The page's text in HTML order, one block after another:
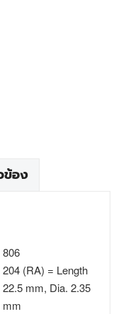
ข้อง
806
204 (RA) = Length
22.5 mm, Dia. 2.35
mm